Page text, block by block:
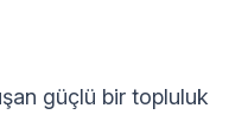
güçlü bir topluluk